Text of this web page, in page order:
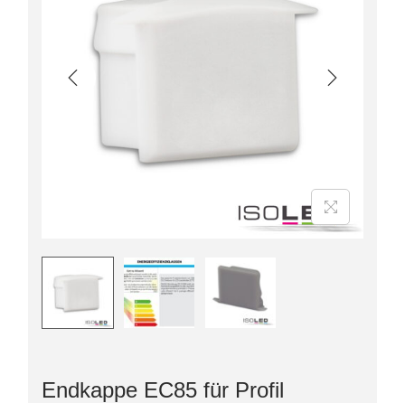
Endkappe EC85 für Profil